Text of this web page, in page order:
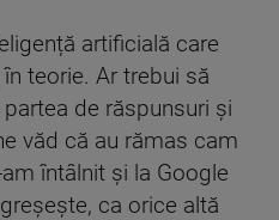
artificială care
teorie. Ar trebui să
de răspunsuri și
văd că au rămas cam
întâlnit și la Google
ca orice altă